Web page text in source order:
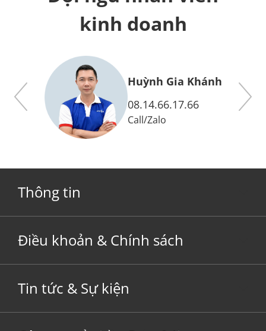
kinh doanh
Huỳnh Gia Khánh
08.14.66.17.66
Call/Zalo
Thông tin
Điều khoản & Chính sách
Tin tức & Sự kiện